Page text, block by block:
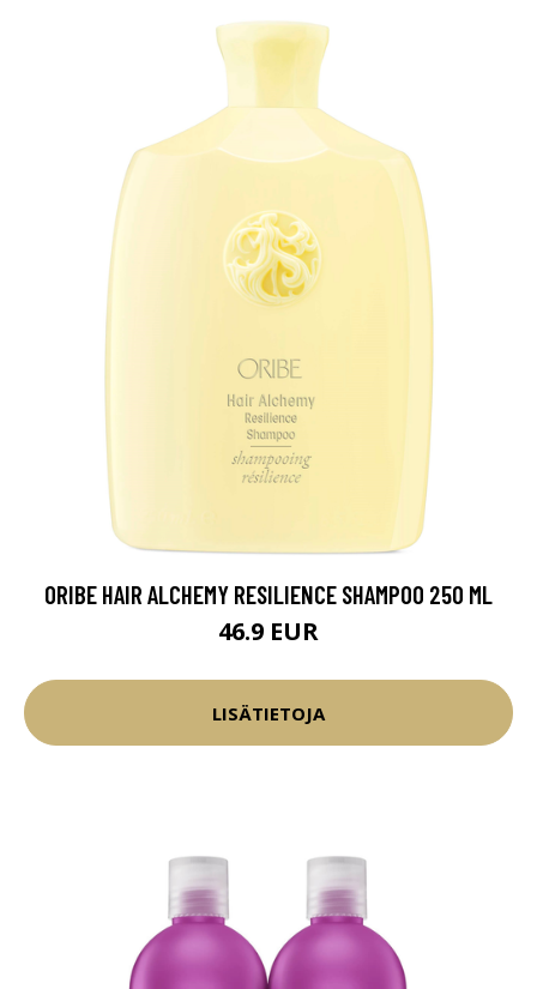
ORIBE HAIR ALCHEMY RESILIENCE SHAMPOO 250 ML
46.9 EUR
LISÄTIETOJA